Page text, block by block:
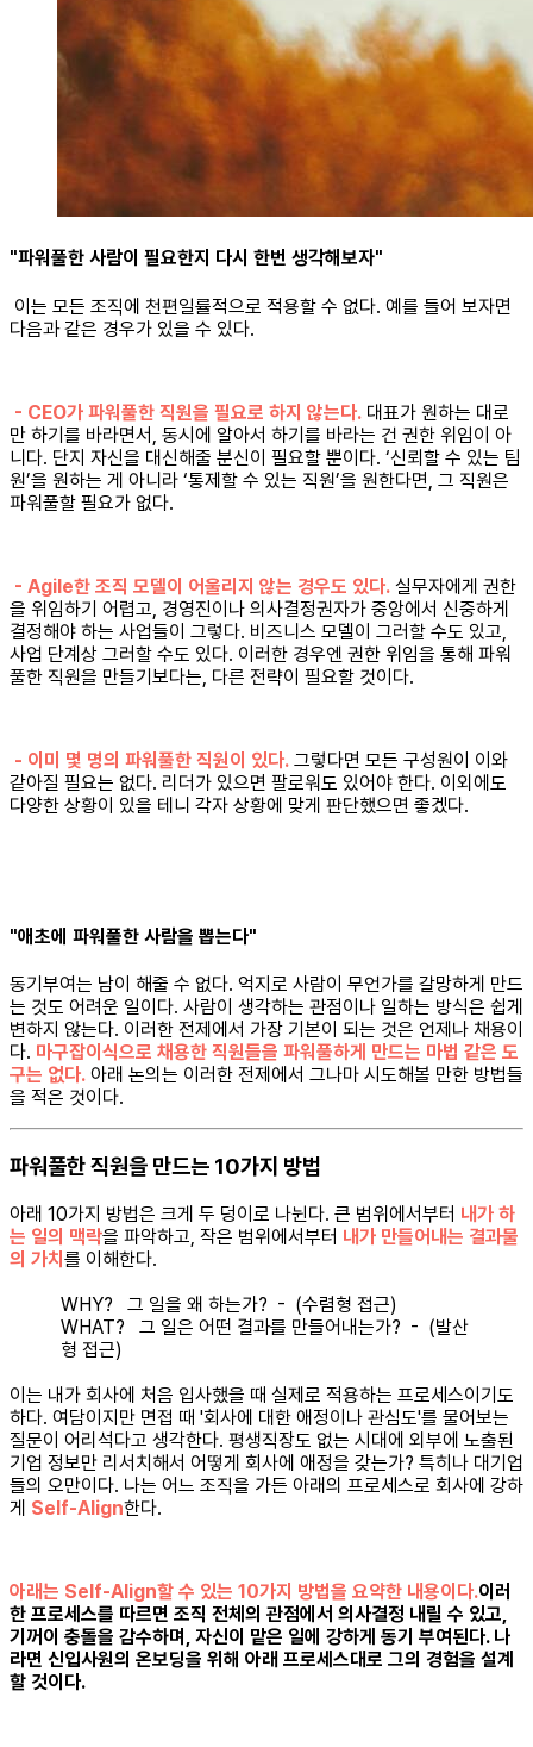
"파워풀한 사람이 필요한지 다시 한번 생각해보자"
이는 모든 조직에 천편일률적으로 적용할 수 없다. 예를 들어 보자면
다음과 같은 경우가 있을 수 있다.
- CEO가 파워풀한 직원을 필요로 하지 않는다. 대표가 원하는 대로
만 하기를 바라면서, 동시에 알아서 하기를 바라는 건 권한 위임이 아
니다. 단지 자신을 대신해줄 분신이 필요할 뿐이다. ‘신뢰할 수 있는 팀
원’을 원하는 게 아니라 ‘통제할 수 있는 직원’을 원한다면, 그 직원은
파워풀할 필요가 없다.
- Agile한 조직 모델이 어울리지 않는 경우도 있다. 실무자에게 권한
을 위임하기 어렵고, 경영진이나 의사결정권자가 중앙에서 신중하게
결정해야 하는 사업들이 그렇다. 비즈니스 모델이 그러할 수도 있고,
사업 단계상 그러할 수도 있다. 이러한 경우엔 권한 위임을 통해 파워
풀한 직원을 만들기보다는, 다른 전략이 필요할 것이다.
- 이미 몇 명의 파워풀한 직원이 있다. 그렇다면 모든 구성원이 이와
같아질 필요는 없다. 리더가 있으면 팔로워도 있어야 한다. 이외에도
다양한 상황이 있을 테니 각자 상황에 맞게 판단했으면 좋겠다.
"애초에 파워풀한 사람을 뽑는다"
동기부여는 남이 해줄 수 없다. 억지로 사람이 무언가를 갈망하게 만드
는 것도 어려운 일이다. 사람이 생각하는 관점이나 일하는 방식은 쉽게
변하지 않는다. 이러한 전제에서 가장 기본이 되는 것은 언제나 채용이
다. 마구잡이식으로 채용한 직원들을 파워풀하게 만드는 마법 같은 도
구는 없다. 아래 논의는 이러한 전제에서 그나마 시도해볼 만한 방법들
을 적은 것이다.
파워풀한 직원을 만드는 10가지 방법
아래 10가지 방법은 크게 두 덩이로 나뉜다. 큰 범위에서부터 내가 하
는 일의 맥락을 파악하고, 작은 범위에서부터 내가 만들어내는 결과물
의 가치 를 이해한다.
WHY? 그 일을 왜 하는가? - (수렴형 접근)
WHAT? 그 일은 어떤 결과를 만들어내는가? - (발산
형 접근)
이는 내가 회사에 처음 입사했을 때 실제로 적용하는 프로세스이기도
하다. 여담이지만 면접 때 '회사에 대한 애정이나 관심도'를 물어보는
질문이 어리석다고 생각한다. 평생직장도 없는 시대에 외부에 노출된
기업 정보만 리서치해서 어떻게 회사에 애정을 갖는가? 특히나 대기업
들의 오만이다. 나는 어느 조직을 가든 아래의 프로세스로 회사에 강하
게 Self-Align한다.
아래는 Self-Align할 수 있는 10가지 방법을 요약한 내용이다.이러
한 프로세스를 따르면 조직 전체의 관점에서 의사결정 내릴 수 있고,
기꺼이 충돌을 감수하며, 자신이 맡은 일에 강하게 동기 부여된다. 나
라면 신입사원의 온보딩을 위해 아래 프로세스대로 그의 경험을 설계
할 것이다.